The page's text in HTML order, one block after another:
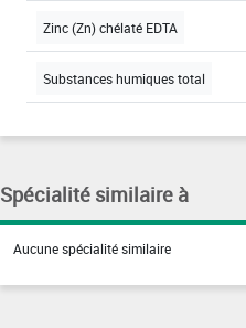
Zinc (Zn) chélaté EDTA
Substances humiques total
Spécialité similaire à
Aucune spécialité similaire